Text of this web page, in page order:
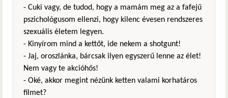
- Cuki vagy, de tudod, hogy a mamám meg az a fafejű
pszichológusom ellenzi, hogy kilenc évesen rendszeres
szexuális életem legyen.
- Kinyírom mind a kettőt, ide nekem a shotgunt!
- Jaj, oroszlánka, bárcsak ilyen egyszerű lenne az élet!
Nem vagy te akcióhős!
- Oké, akkor megint nézünk ketten valami korhatáros
filmet?